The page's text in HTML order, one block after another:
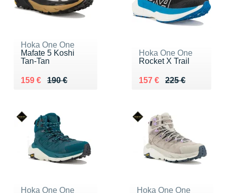
Hoka One One
Mafate 5 Koshi
Tan-Tan
190 €
Au lieu de 190 €
159 €
Vendu 159 €
Hoka One One
Rocket X Trail
225 €
Au lieu de 225 €
157 €
Vendu 157 €
Hoka One One
Hoka One One